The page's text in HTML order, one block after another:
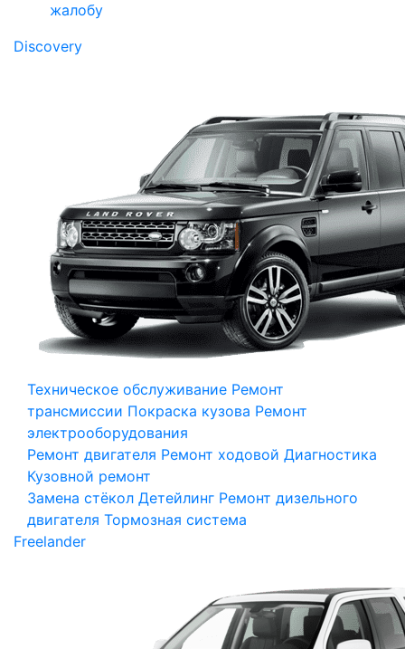
жалобу
Discovery
Техническое обслуживание Ремонт
трансмиссии Покраска кузова Ремонт
электрооборудования
Ремонт двигателя Ремонт ходовой Диагностика
Кузовной ремонт
Замена стёкол Детейлинг Ремонт дизельного
двигателя Тормозная система
Freelander